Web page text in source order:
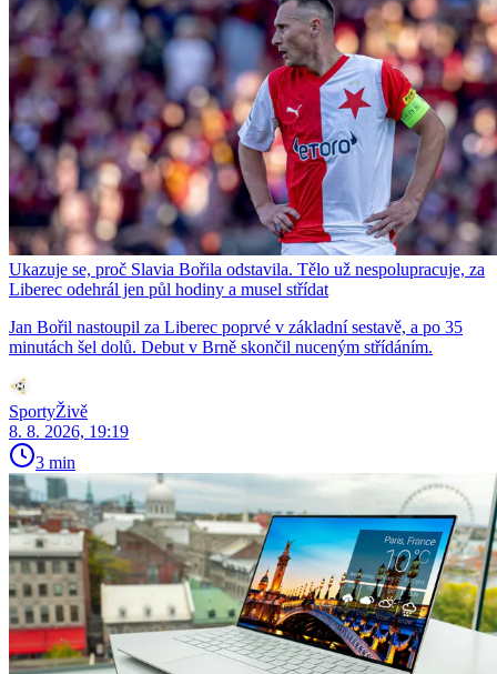
Ukazuje se, proč Slavia Bořila odstavila. Tělo už nespolupracuje, za
Liberec odehrál jen půl hodiny a musel střídat
Jan Bořil nastoupil za Liberec poprvé v základní sestavě, a po 35
minutách šel dolů. Debut v Brně skončil nuceným střídáním.
SportyŽivě
8. 8. 2026, 19:19
3 min